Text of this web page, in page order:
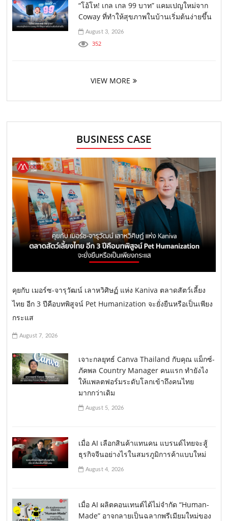
“โอ้โห! เกล เกล 99 บาท” แคมเปญใหม่จาก
Coway ที่ทำให้สุขภาพในบ้านเริ่มต้นง่ายขึ้น
August 3, 2026
352
VIEW MORE
BUSINESS CASE
คุยกับ เมอร์ซ-จารุวัฒน์ เลาหวิศิษฏ์ แห่ง Kaniva ตลาดสัตว์เลี้ยง
ไทย อีก 3 ปีคือบทพิสูจน์ Pet Humanization จะยั่งยืนหรือเป็นเพียง
กระแส
August 7, 2026
เจาะกลยุทธ์ Canva Thailand กับคุณ แม็กซ์-
ภัคพล Country Manager คนแรก ทำยังไง
ให้แพลตฟอร์มระดับโลกเข้าถึงคนไทย
มากกว่าเดิม
August 5, 2026
เมื่อ AI เลือกสินค้าแทนคน แบรนด์ไทยจะสู้
ธุรกิจจีนอย่างไรในสมรภูมิการค้าแบบใหม่
August 4, 2026
เมื่อ AI ผลิตคอนเทนต์ได้ไม่จำกัด “Human-
Made” อาจกลายเป็นฉลากพรีเมียมใหม่ของ